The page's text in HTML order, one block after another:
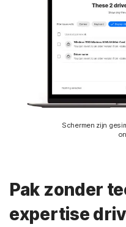
Schermen zijn
Pak zonder
expertise